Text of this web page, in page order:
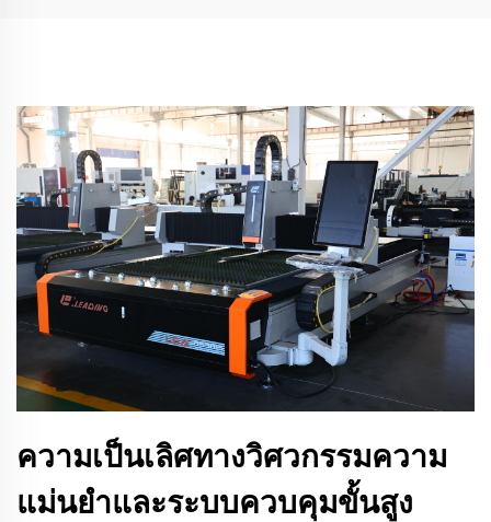
ความเป็นเลิศทางวิศวกรรมความ
แม่นยำและระบบควบคุมขั้นสูง